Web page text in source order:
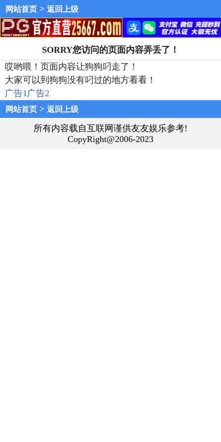
网站首页 > 返回上级
SORRY您访问的页面内容弄丢了！
哎哟喂！页面内容让狗狗叼走了！
大家可以到狗狗没有叼过的地方看看！
广告1广告2
网站首页 > 返回上级
所有内容载自互联网谨供友友娱乐参考!
CopyRight@2006-2023